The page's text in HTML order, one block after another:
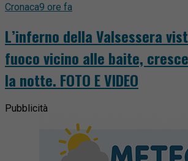
Cronaca9 ore fa
L’inferno della Valsessera
fuoco vicino alle baite,
la notte. FOTO E VIDEO
Pubblicità